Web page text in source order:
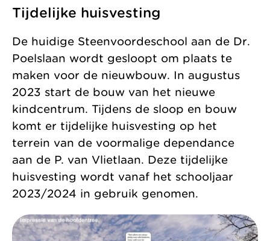
Tijdelijke huisvesting
De huidige Steenvoordeschool aan de Dr.
Poelslaan wordt gesloopt om plaats te
maken voor de nieuwbouw. In augustus
2023 start de bouw van het nieuwe
kindcentrum. Tijdens de sloop en bouw
komt er tijdelijke huisvesting op het
terrein van de voormalige dependance
aan de P. van Vlietlaan. Deze tijdelijke
huisvesting wordt vanaf het schooljaar
2023/2024 in gebruik genomen.